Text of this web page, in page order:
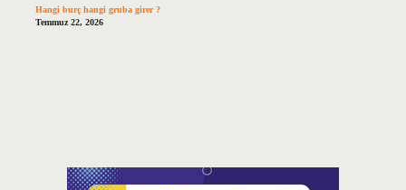
Hangi burç hangi gruba girer ?
Temmuz 22, 2026